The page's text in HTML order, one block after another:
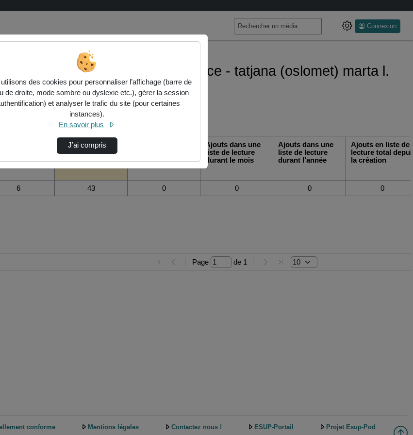
Connexion
Erasmus+ séminaire dilabs france - tatjana (oslomet) marta l.
Vue totale depuis
création
durant la journée
Ajouts dans une
liste de lecture
durant le mois
Ajouts dans une
liste de lecture
durant l’année
Ajouts en liste de
lecture total
la création
6 43 0 0 0 0
Page de 1
conforme Mentions légales Contactez nous ! ESUP-Portail Projet Esup-Pod
des cookies pour personnaliser l’affichage (barre de
de droite, mode sombre ou dyslexie etc.), gérer la session
et analyser le trafic du site (pour certaines
instances).
En savoir plus
J’ai compris